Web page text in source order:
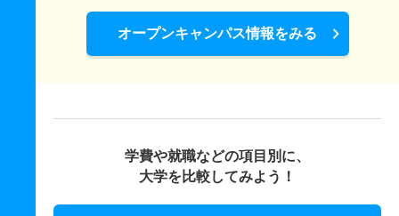
オープンキャンパス情報をみる
学費や就職などの項目別に、
大学を比較してみよう！